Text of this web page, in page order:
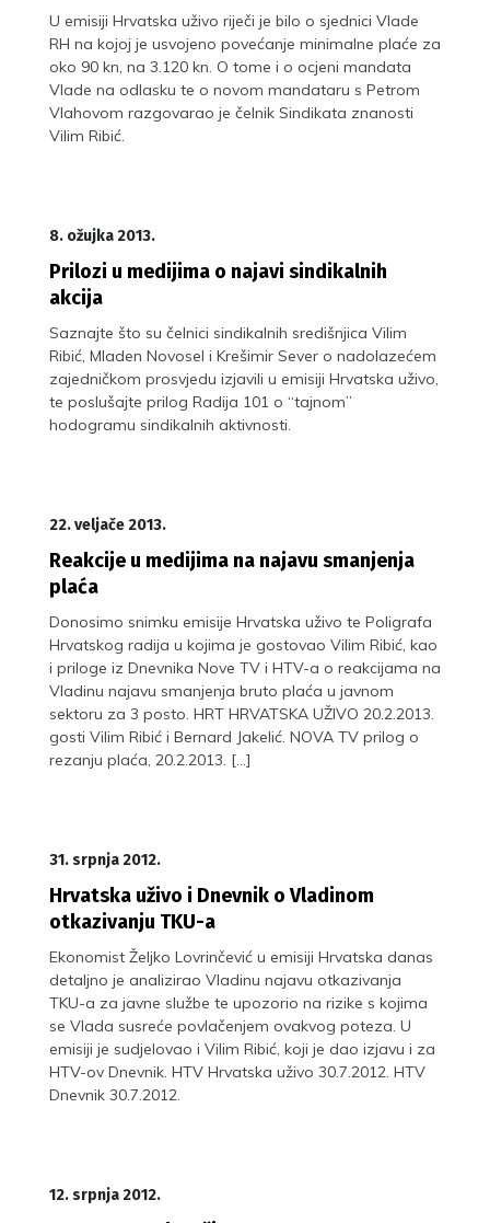
U emisiji Hrvatska uživo riječi je bilo o sjednici Vlade
RH na kojoj je usvojeno povećanje minimalne plaće za
oko 90 kn, na 3.120 kn. O tome i o ocjeni mandata
Vlade na odlasku te o novom mandataru s Petrom
Vlahovom razgovarao je čelnik Sindikata znanosti
Vilim Ribić.
8. ožujka 2013.
Prilozi u medijima o najavi sindikalnih
akcija
Saznajte što su čelnici sindikalnih središnjica Vilim
Ribić, Mladen Novosel i Krešimir Sever o nadolazećem
zajedničkom prosvjedu izjavili u emisiji Hrvatska uživo,
te poslušajte prilog Radija 101 o “tajnom”
hodogramu sindikalnih aktivnosti.
22. veljače 2013.
Reakcije u medijima na najavu smanjenja
plaća
Donosimo snimku emisije Hrvatska uživo te Poligrafa
Hrvatskog radija u kojima je gostovao Vilim Ribić, kao
i priloge iz Dnevnika Nove TV i HTV-a o reakcijama na
Vladinu najavu smanjenja bruto plaća u javnom
sektoru za 3 posto. HRT HRVATSKA UŽIVO 20.2.2013.
gosti Vilim Ribić i Bernard Jakelić. NOVA TV prilog o
rezanju plaća, 20.2.2013. […]
31. srpnja 2012.
Hrvatska uživo i Dnevnik o Vladinom
otkazivanju TKU-a
Ekonomist Željko Lovrinčević u emisiji Hrvatska danas
detaljno je analizirao Vladinu najavu otkazivanja
TKU-a za javne službe te upozorio na rizike s kojima
se Vlada susreće povlačenjem ovakvog poteza. U
emisiji je sudjelovao i Vilim Ribić, koji je dao izjavu i za
HTV-ov Dnevnik. HTV Hrvatska uživo 30.7.2012. HTV
Dnevnik 30.7.2012.
12. srpnja 2012.